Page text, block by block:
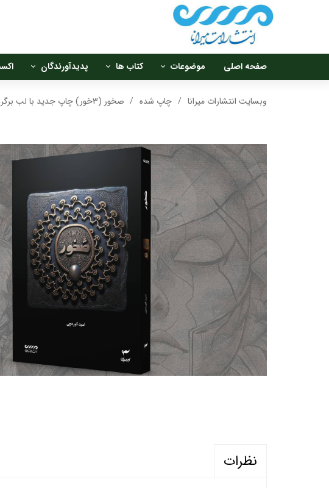
صفحه اصلی موضوعات
رمان کلاسیک
کمیک استریپ
داستان کوتاه و شعر
نمایش نامه و فیکشنال
سایر آثار
کتاب ها
جدیدترین
در دست انتشار
پدیدآورندگان
نویسندگان
گردآورندگان
وبسایت انتشارات میرانا چاپ شده صخور (3خور) چاپ جدید با لب برگردان جلد
نظرات